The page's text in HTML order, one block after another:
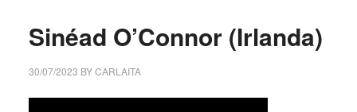
Sinéad O’Connor (Irlanda)
30/07/2023 BYCARLAITA